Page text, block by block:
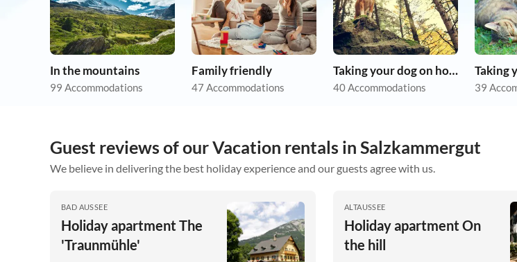
In the mountains
99 Accommodations
Family friendly
47 Accommodations
Taking your dog on holiday
40 Accommodations 39
Guest reviews of our Vacation rentals in Salzkammergut
We believe in delivering the best holiday experience and our guests agree with us.
BAD AUSSEE
Holiday apartment The
'Traunmühle'
ALTAUSSEE
Holiday apartment On
the hill